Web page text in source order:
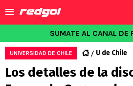
SUMATE AL CANAL DE
UNIVERSIDAD DE CHILE U de Chile
Los detalles de la